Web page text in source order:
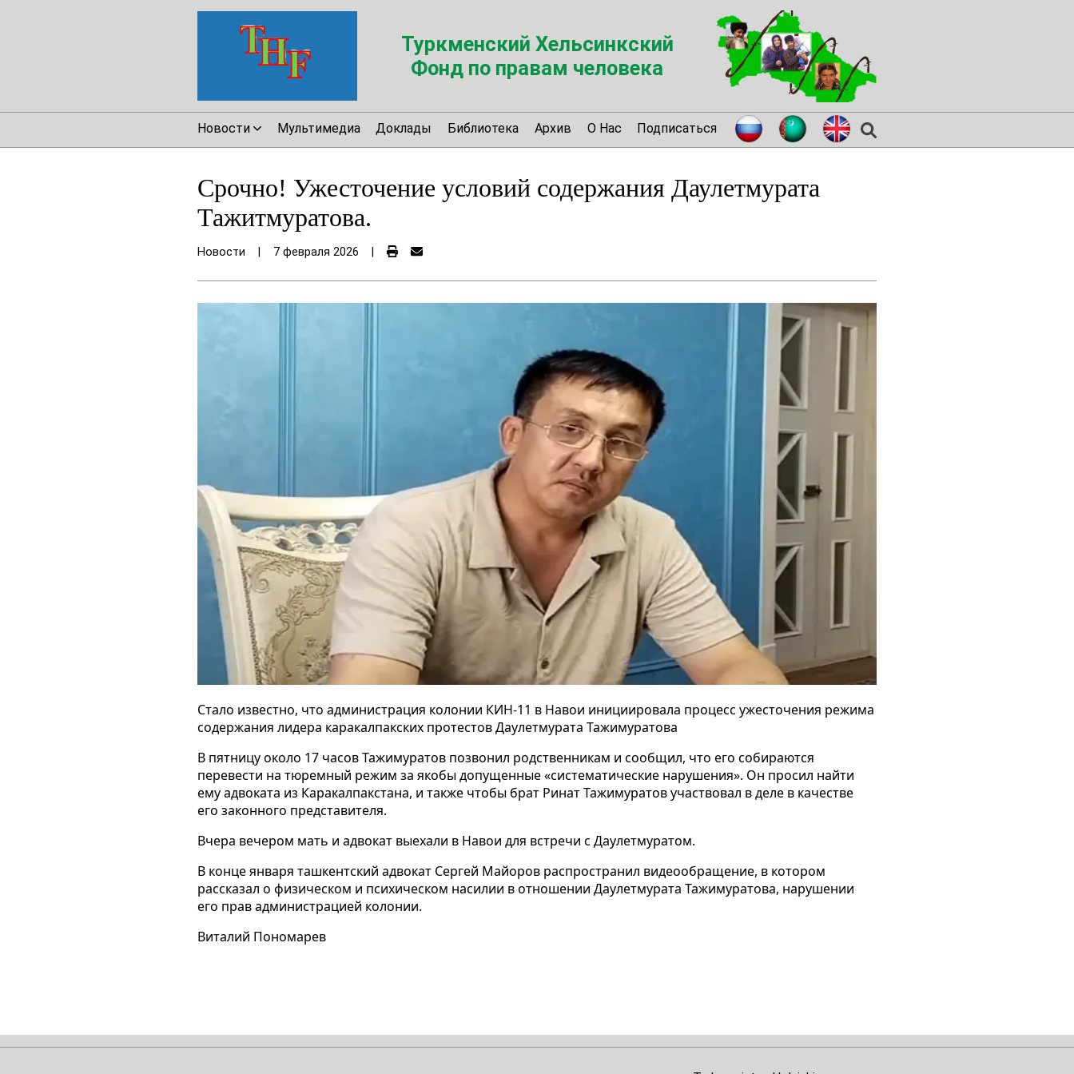
Туркменский Хельсинкский
Фонд по правам человека
Новости Мультимедиа Доклады Библиотека Архив О Нас Подписаться
Срочно! Ужесточение условий содержания Даулетмурата
Тажитмуратова.
Новости 7 февраля 2026
Стало известно, что администрация колонии КИН-11 в Навои инициировала процесс ужесточения режима
содержания лидера каракалпакских протестов Даулетмурата Тажимуратова
В пятницу около 17 часов Тажимуратов позвонил родственникам и сообщил, что его собираются
перевести на тюремный режим за якобы допущенные «систематические нарушения». Он просил найти
ему адвоката из Каракалпакстана, и также чтобы брат Ринат Тажимуратов участвовал в деле в качестве
его законного представителя.
Вчера вечером мать и адвокат выехали в Навои для встречи с Даулетмуратом.
В конце января ташкентский адвокат Сергей Майоров распространил видеообращение, в котором
рассказал о физическом и психическом насилии в отношении Даулетмурата Тажимуратова, нарушении
его прав администрацией колонии.
Виталий Пономарев